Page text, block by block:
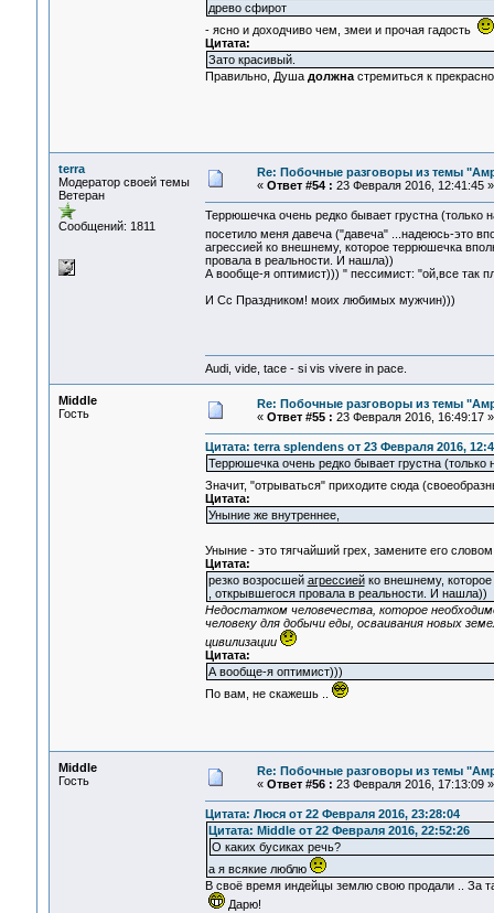
древо сфирот
- ясно и доходчиво чем, змеи и прочая гадость
Цитата:
Зато красивый.
Правильно, Душа должнастремиться к
terra
Модератор своей темы
Ветеран
Сообщений: 1811
Re: Побочные разговоры из темы
« Ответ #54 : 23 Февраля 2016, 12:41:45 »
Террюшечка очень редко бывает грустна (только
посетило меня давеча ("давеча" ...надеюсь-это
агрессией ко внешнему, которое террюшечка
провала в реальности. И нашла))
А вообще-я оптимист))) " пессимист: "ой,все так
И Сс Праздником! моих любимых мужчин)))
Audi, vide, tace - si vis vivere in pace.
Middle
Гость
Re: Побочные разговоры из темы
« Ответ #55 : 23 Февраля 2016, 16:49:17 »
Цитата: terra splendens от 23 Февраля 2016,
Террюшечка очень редко бывает грустна
Значит, "отрываться" приходите сюда
Цитата:
Уныние же внутреннее,
Уныние - это тягчайший грех, замените его
Цитата:
резко возросшей агрессиейко внешнему, которое
, открывшегося провала в реальности. И нашла))
Недостатком человечества, которое
человеку для добычи еды, осваивания новых
цивилизации
Цитата:
А вообще-я оптимист)))
По вам, не скажешь ..
Middle
Гость
Re: Побочные разговоры из темы
« Ответ #56 : 23 Февраля 2016, 17:13:09 »
Цитата: Люся от 22 Февраля 2016, 23:28:04
Цитата: Middle от 22 Февраля 2016, 22:52:26
О каких бусиках речь?
а я всякие люблю
В своё время индейцы землю свою продали .. За
Дарю!